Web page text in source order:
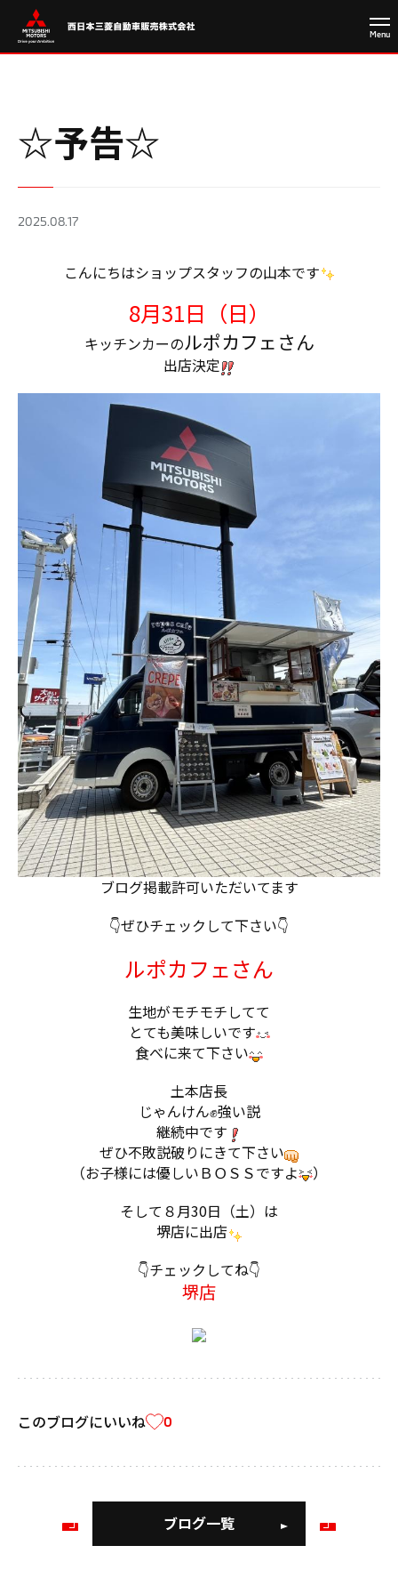
☆予告☆
2025.08.17
こんにちはショップスタッフの山本です
8月31日（日）
キッチンカーのルポカフェさん
出店決定
ブログ掲載許可いただいてます
👇ぜひチェックして下さい👇
ルポカフェさん
生地がモチモチしてて
とても美味しいです
食べに来て下さい
土本店長
じゃんけん✊強い説
継続中です
ぜひ不敗説破りにきて下さい
（お子様には優しいＢＯＳＳですよ
）
そして８月30日（土）は
堺店に出店
👇チェックしてね👇
堺店
このブログにいいね 0
前
ブログ一覧
次